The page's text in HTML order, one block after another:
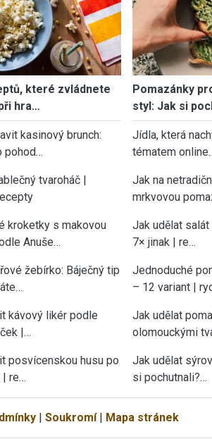
které zvládnete
hra…
kasinový brunch:
pohod…
tvaroháč |
kroketky s makovou
Anuše…
žebírko: Báječný tip
kávový likér podle
|…
posvícenskou husu po
| re…
Pomazánky
styl: Jak si
Jídla, která
tématem
Jak na
mrkvovou
Jak udělat
7× jinak | re…
Jednoduché
– 12 variant |
Jak udělat
olomouckými
Jak udělat
si pochutnali?…
| Soukromí| Mapa stránek